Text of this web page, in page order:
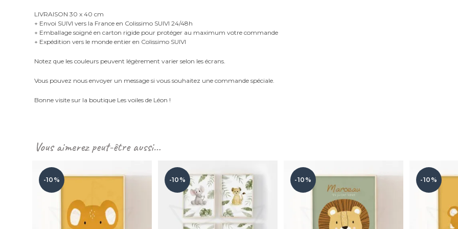
LIVRAISON 30 x 40 cm
+ Envoi SUIVI vers la France en Colissimo SUIVI 24/48h
+ Emballage soigné en carton rigide pour protéger au maximum votre commande
+ Expédition vers le monde entier en Colissimo SUIVI
Notez que les couleurs peuvent légèrement varier selon les écrans.
Vous pouvez nous envoyer un message si vous souhaitez une commande spéciale.
Bonne visite sur la boutique Les voiles de Léon !
Vous aimerez peut-être aussi…
-10% -10% -10% -10%